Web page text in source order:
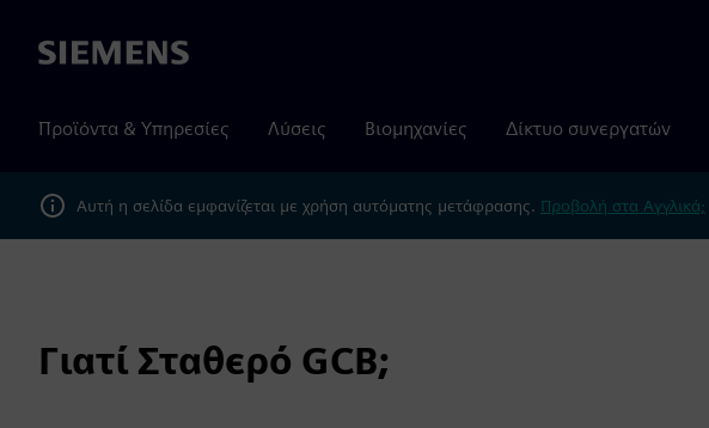
Siemens
Προϊόντα & Υπηρεσίες Λύσεις Βιομηχανίες Δίκτυο συνεργατών
Αυτή η σελίδα εμφανίζεται με χρήση αυτόματης μετάφρασης. Προβολή στα Αγγλικά;
Γιατί Σταθερό GCB;